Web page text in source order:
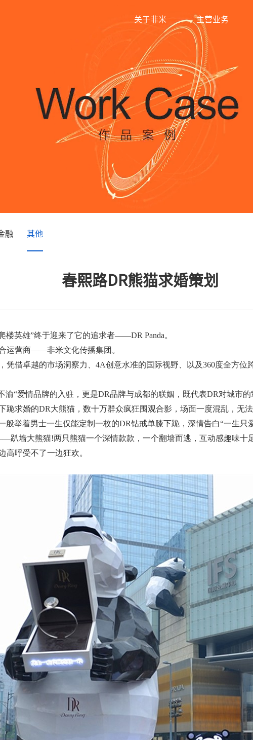
关于非米 主营业务
融 其他
春熙路DR熊猫求婚策划
楼英雄”终于迎来了它的追求者——DR Panda。
运营商——非米文化传播集团。
凭借卓越的市场洞察力、4A创意水准的国际视野、以及360度全方
“爱情品牌的入驻，更是DR品牌与成都的联姻，既代表DR对城市的
跪求婚的DR大熊猫，数十万群众疯狂围观合影，场面一度混乱，无
般举着男士一生仅能定制一枚的DR钻戒单膝下跪，深情告白“一生只
趴墙大熊猫!两只熊猫一个深情款款，一个翻墙而逃，互动感趣味十
高呼受不了一边狂欢。